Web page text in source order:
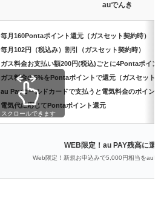
auでんき
毎月160Pontaポイント還元（ガスセット契約時）
毎月102円（税込み）割引（ガスセット契約時）
ガス料金お支払い額200円(税込)ごとに4Pontaポイン
ガス料金の5%をPontaポイントで還元（ガスセット契
au Payゴールドカードで支払うと電気料金のポイント
電気代に応じてPontaポイント還元
WEB限定！au PAY残高に還
Web限定！新規お申込みで5,000円相当を
スクロールできます